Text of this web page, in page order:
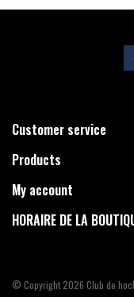
Customer service
Products
My account
HORAIRE DE LA
© Copyright 2026 Club de